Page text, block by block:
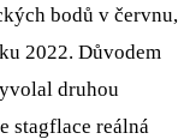
bodů v červnu,
2022. Důvodem
druhou
stagflace reálná